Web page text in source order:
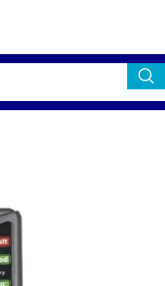
ΜΠΑΤΑΡΙΕΣ & ΑΞΕΣΟΥΑΡ